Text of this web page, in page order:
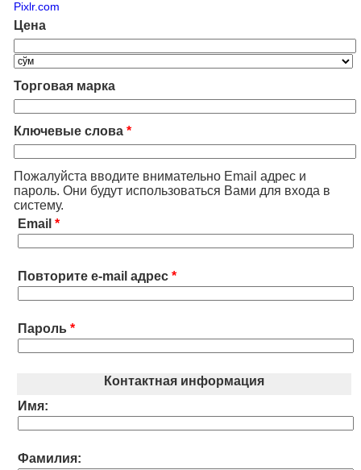
Pixlr.com
Цена
Торговая марка
Ключевые слова *
Пожалуйста вводите внимательно Email адрес и
пароль. Они будут использоваться Вами для входа в
систему.
Email *
Повторите e-mail адрес *
Пароль *
Контактная информация
Имя:
Фамилия: